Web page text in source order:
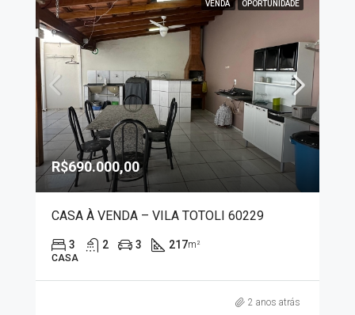
VENDA OPORTUNIDADE
R$690.000,00
CASA À VENDA – VILA TOTOLI 60229
3 2 3 217m²
CASA
2 anos atrás